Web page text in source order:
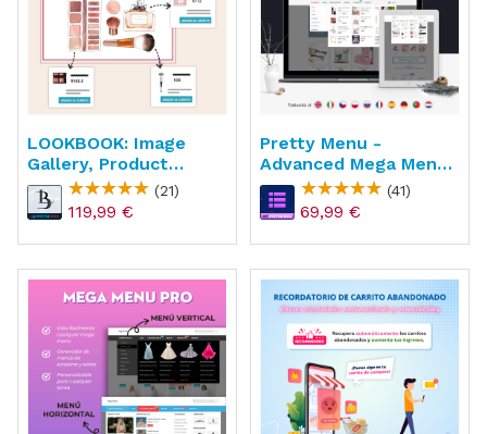
LOOKBOOK: Image
Gallery, Product
Showcase &
Collection
(21)
119,99 €
Pretty Menu -
Advanced Mega Menu
Builder
(41)
69,99 €